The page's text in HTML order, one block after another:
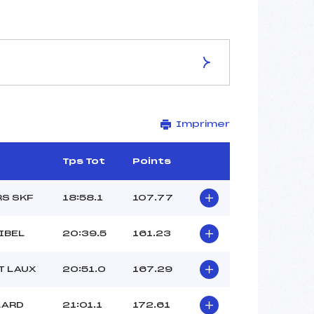
–
6 km
Imprimer
Tps Tot Points
SKF 18:58.1 107.77
20:39.5 161.23
LAUX 20:51.0 167.29
21:01.1 172.61